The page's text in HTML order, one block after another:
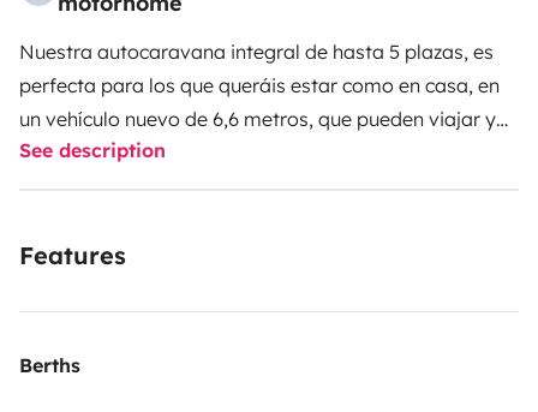
Nuestra autocaravana integral de hasta 5 plazas, es
perfecta para los que queráis estar como en casa, en
un vehículo nuevo de 6,6 metros, que pueden viajar y
dormir hasta 5 personas con total comodidad. Podrás
viajar con tu pareja, con amigos, si sois familia
AUTOCARAVANA ESTÁ INCLUIDO:
voluntaria.
See description
Features
Berths